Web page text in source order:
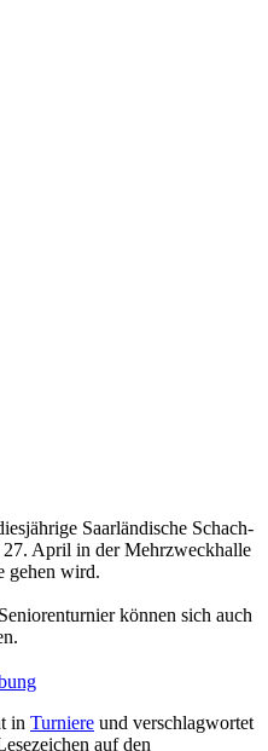
Saarländische Schach-
April in der Mehrzweckhalle
gehen wird.
können sich auch
in Turniere und verschlagwortet
auf den